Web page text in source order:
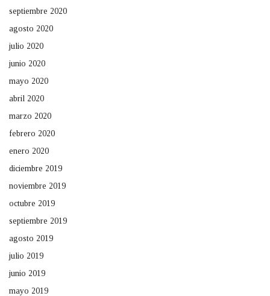
septiembre 2020
agosto 2020
julio 2020
junio 2020
mayo 2020
abril 2020
marzo 2020
febrero 2020
enero 2020
diciembre 2019
noviembre 2019
octubre 2019
septiembre 2019
agosto 2019
julio 2019
junio 2019
mayo 2019